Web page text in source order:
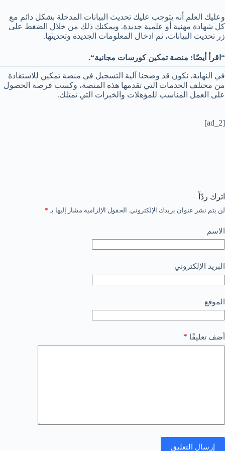
وعليك العلم أنه يتوجب عليك تحديث البيانات المدخلة بشكل دائم مع
كل شهادة مهنية أو علمية جديدة. ويمكنك ذلك من خلال الضغط على
زر تحديث البيانات، ثم ادخال المعلومات الجديدة وتحديثها.
“اقرأ أيضًا: منصة تمكين كورسات مجانية“.
في النهاية، نكون قد وضحنا آلية التسجيل في منصة تمكين للاستفادة
من مختلف الخدمات التي تقدمها هذه المنصة، وكسب فرصة الحصول
على العمل المناسب للمؤهلات والخبرات التي تمتلك.
[ad_2]
اترك ردّاً
لن يتم نشر عنوان بريدك الإلكتروني. الحقول الإلزامية مشار إليها بـ *
الاسم
البريد الإلكتروني
الموقع
أضف تعليقًا *
إرسال التعليق